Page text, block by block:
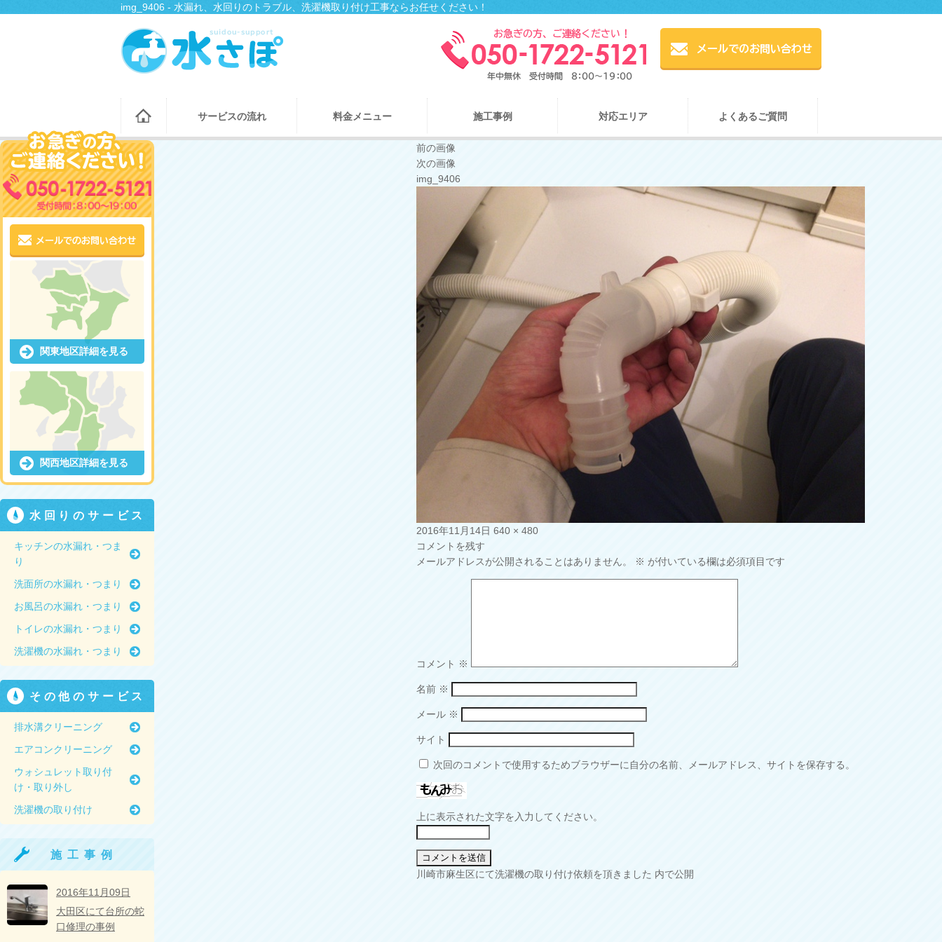
img_9406 - 水漏れ、水回りのトラブル、洗濯機取り付け工事ならお任せください！
サービスの流れ 料金メニュー 施工事例 対応エリア よくあるご質問
前の画像
次の画像
img_9406
投
稿
日:
2016年11月14日 フ
サ
640 × 480
コメントを残す
メールアドレスが公開されることはありません。
※ が付いている欄は必須項目です
コメント ※
名前 ※
メール ※
サイト
次回のコメントで使用するためブラウザーに自分の名前、メールアドレス、サイトを保存する。
上に表示された文字を入力してください。
投
川崎市麻生区にて洗濯機の取り付け依頼を頂きました 内で公開
関東地区詳細を見る
関西地区詳細を見る
水回りのサービス
キッチンの水漏れ・つま
り
洗面所の水漏れ・つまり
お風呂の水漏れ・つまり
トイレの水漏れ・つまり
洗濯機の水漏れ・つまり
その他のサービス
排水溝クリーニング
エアコンクリーニング
ウォシュレット取り付
け・取り外し
洗濯機の取り付け
施工事例
2016年11月09日
大田区にて台所の蛇
口修理の事例